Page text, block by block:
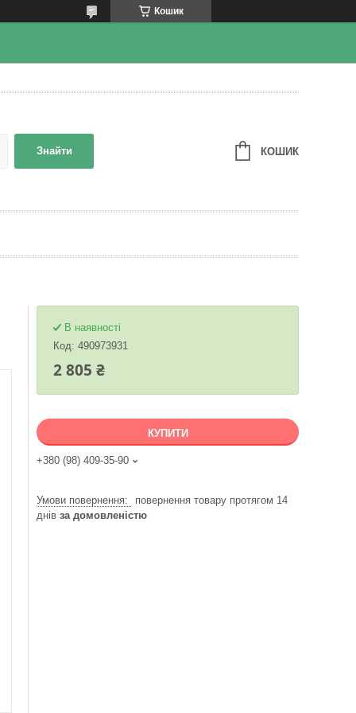
Кошик
Знайти КОШИК
В наявності
Код: 490973931
2 805 ₴
КУПИТИ
+380 (98) 409-35-90
повернення товару протягом 14
днів за домовленістю